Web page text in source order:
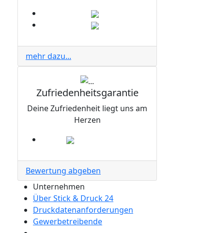
mehr dazu...
Zufriedenheitsgarantie
Deine Zufriedenheit liegt uns am
Herzen
Bewertung abgeben
Unternehmen
Über Stick & Druck 24
Druckdatenanforderungen
Gewerbetreibende